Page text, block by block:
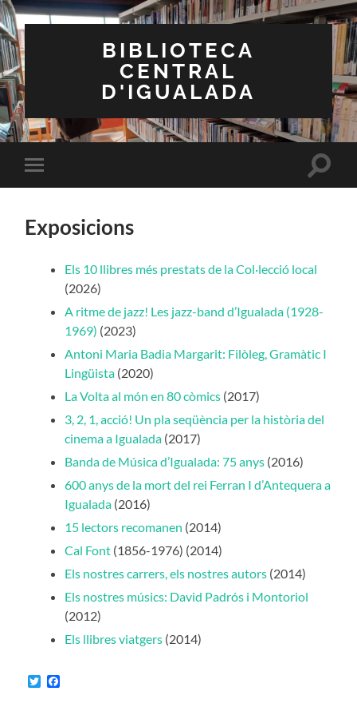
BIBLIOTECA
CENTRAL
D'IGUALADA
Toggle
mobile
Toggle
Exposicions
Els 10 llibres més prestats de la Col·lecció local
(2026)
A ritme de jazz! Les jazz-band d’Igualada (1928-
1969) (2023)
Antoni Maria Badia Margarit: Filòleg, Gramàtic I
Lingüista (2020)
La Volta al món en 80 còmics (2017)
3, 2, 1, acció! Un pla seqüència per la història del
cinema a Igualada (2017)
Banda de Música d’Igualada: 75 anys (2016)
600 anys de la mort del rei Ferran I d’Antequera a
Igualada (2016)
15 lectors recomanen (2014)
Cal Font (1856-1976) (2014)
Els nostres carrers, els nostres autors (2014)
Els nostres músics: David Padrós i Montoriol
(2012)
Els llibres viatgers (2014)
Twitter